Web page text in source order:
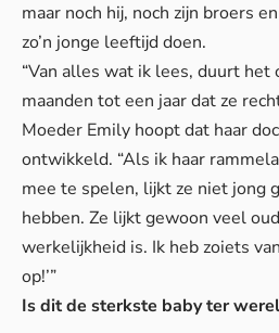
maar noch hij, noch zijn broers
zo’n jonge leeftijd doen.
“Van alles wat ik lees, duurt het
maanden tot een jaar dat ze
Moeder Emily hoopt dat haar
ontwikkeld. “Als ik haar
mee te spelen, lijkt ze niet jong
hebben. Ze lijkt gewoon veel
werkelijkheid is. Ik heb zoiets
op!’”
Is dit de sterkste baby ter